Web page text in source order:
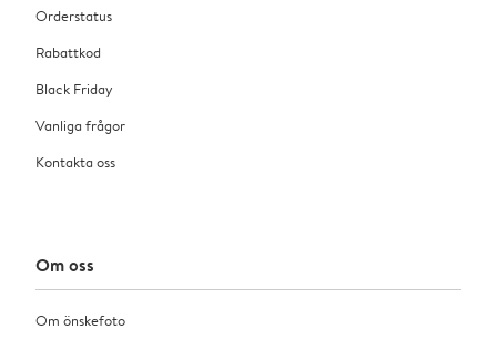
Orderstatus
Rabattkod
Black Friday
Vanliga frågor
Kontakta oss
Om oss
Om önskefoto